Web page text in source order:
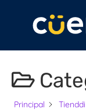
Principal Tienddi